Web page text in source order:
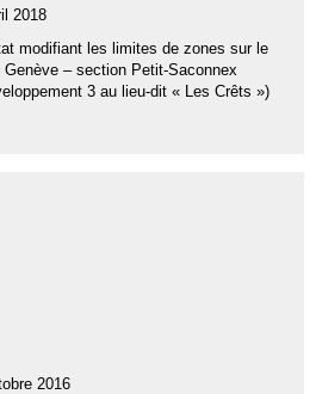
2018
modifiant les limites de zones sur le
– section Petit-Saconnex
3 au lieu-dit « Les Crêts »)
2016